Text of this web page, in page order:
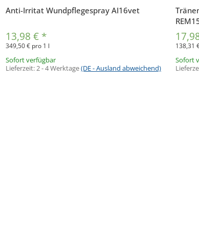
Vorschau
Anti-Irritat Wundpflegespray AI16vet
13,98 € *
349,50 € pro 1 l
Sofort verfügbar
Lieferzeit:2 - 4 Werktage(DE - Ausland abweichend)
138,31
Sofort